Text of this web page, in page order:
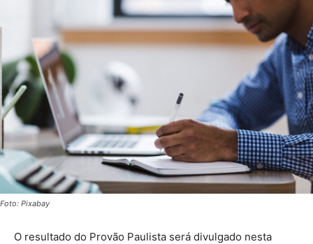
Foto: Pixabay
O resultado do Provão Paulista será divulgado nesta